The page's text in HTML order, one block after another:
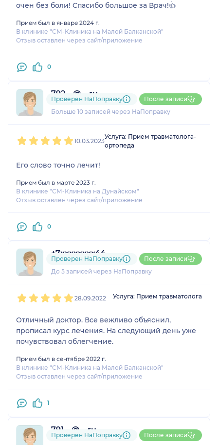
очен без боли! Спасибо большое за Врач!👍
Прием был в январе 2024 г.
В клинике "СМ-Клиника на Малой Балканской"
Отзыв оставлен через сайт/приложение
0
792....@....ru
2 отзыва
Больше 10 записей через НаПоправку
Проверен НаПоправку После записи
10.03.2023
Услуга: Прием травматолога-
ортопеда
Его слово точно лечит!
Прием был в марте 2023 г.
В клинике "СМ-Клиника на Дунайском"
Отзыв оставлен через сайт/приложение
0
+7xxxxxxxx44
1 отзыв
До 5 записей через НаПоправку
Проверен НаПоправку После записи
28.09.2022 Услуга: Прием травматолога
Отличный доктор. Все вежливо объяснил,
прописал курс лечения. На следующий день уже
почувствовал облегчение.
Прием был в сентябре 2022 г.
В клинике "СМ-Клиника на Малой Балканской"
Отзыв оставлен через сайт/приложение
1
791....@....ru
1 отзыв
Проверен НаПоправку После записи